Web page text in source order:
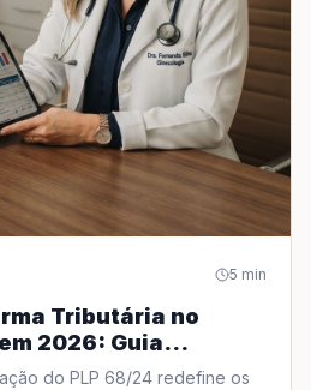
5 min
Tributária no
2026: Guia
Regulamentação do
do PLP 68/24 redefine os